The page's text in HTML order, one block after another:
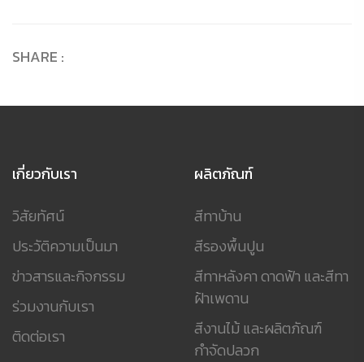
SHARE :
เกี่ยวกับเรา
วิสัยทัศน์
ประวัติความเป็นมา
ข่าวสารและกิจกรรม
ร่วมงานกับเรา
ติดต่อเรา
ผลิตภัณฑ์
สีทาบ้าน
สีรองพื้นปูน
สีทาหลังคา ดาดฟ้า และสีทา
ฝ้าเพดาน
สีงานไม้ และผลิตภัณฑ์
กำจัดปลวก